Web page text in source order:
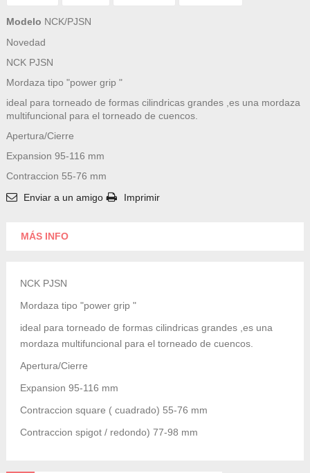
Modelo NCK/PJSN
Novedad
NCK PJSN
Mordaza tipo "power grip "
ideal para torneado de formas cilindricas grandes ,es una mordaza
multifuncional para el torneado de cuencos.
Apertura/Cierre
Expansion 95-116 mm
Contraccion 55-76 mm
Enviar a un amigo
Imprimir
MÁS INFO
NCK PJSN
Mordaza tipo "power grip "
ideal para torneado de formas cilindricas grandes ,es una
mordaza multifuncional para el torneado de cuencos.
Apertura/Cierre
Expansion 95-116 mm
Contraccion square ( cuadrado) 55-76 mm
Contraccion spigot / redondo) 77-98 mm